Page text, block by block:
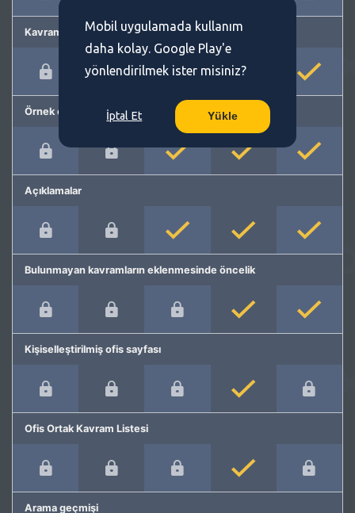
Kavram önerme
Örnek cümleler
Açıklamalar
Bulunmayan kavramların eklenmesinde öncelik
Kişiselleştirilmiş ofis sayfası
Ofis Ortak Kavram Listesi
Arama geçmişi
Mobil uygulamada kullanım
daha kolay. Google Play'e
yönlendirilmek ister misiniz?
İptal Et Yükle